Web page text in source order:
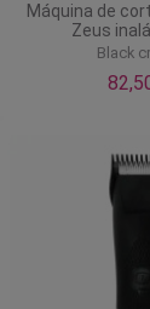
Máquina de
Zeus
Black